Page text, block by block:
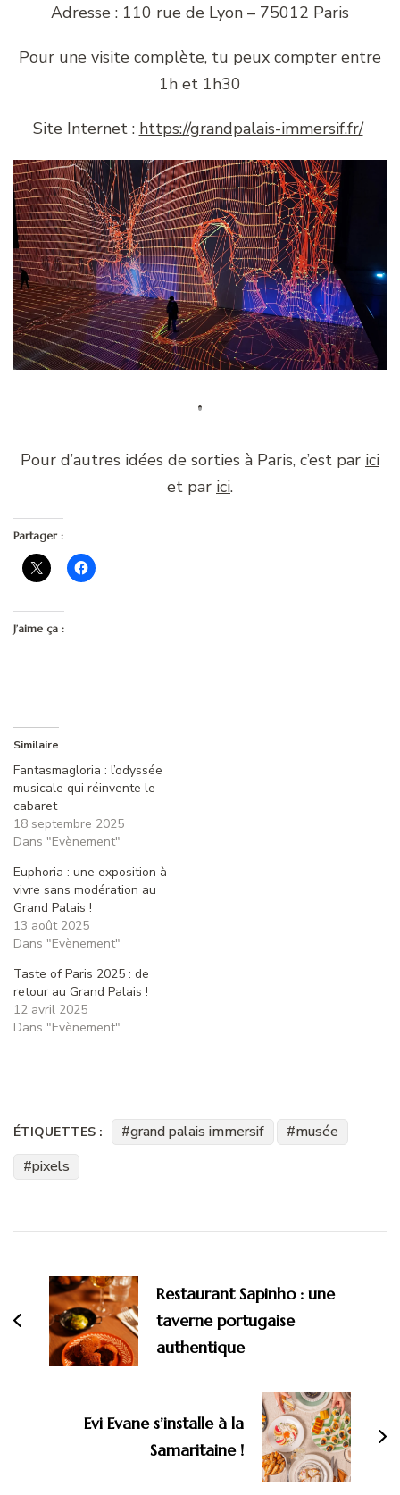
Adresse : 110 rue de Lyon – 75012 Paris
Pour une visite complète, tu peux compter entre
1h et 1h30
Site Internet : https://grandpalais-immersif.fr/
Pour d’autres idées de sorties à Paris, c’est par ici
et par ici.
Partager :
J’aime ça :
Similaire
Fantasmagloria : l’odyssée
musicale qui réinvente le
cabaret
18 septembre 2025
Dans "Evènement"
Euphoria : une exposition à
vivre sans modération au
Grand Palais !
13 août 2025
Dans "Evènement"
Taste of Paris 2025 : de
retour au Grand Palais !
12 avril 2025
Dans "Evènement"
ÉTIQUETTES : grand palais immersif
musée
pixels
d'article
Restaurant Sapinho : une
taverne portugaise
authentique
Evi Evane s’installe à la
Samaritaine !